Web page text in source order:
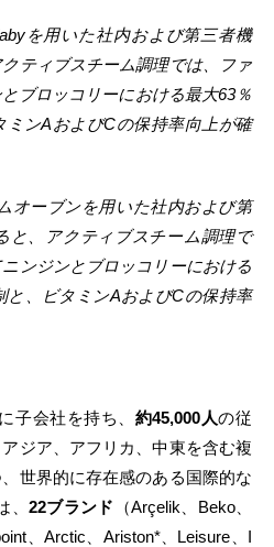
を用いた社内および第三者機
ティブスチーム調理では、ファ
ブロッコリーにおける最大63％
ミンAおよびCの保持率向上が確
オーブンを用いた社内および第
と、アクティブスチーム調理で
ンジンとブロッコリーにおける
と、ビタミンAおよびCの保持率
に子会社を持ち、 約45,000人の従
ジア、アフリカ、中東を含む複
世界的に存在感のある国際的な
、 22ブランド （Arçelik、Beko、
、Arctic、Ariston*、Leisure、I